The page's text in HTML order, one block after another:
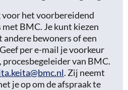
voor het voorbereidend
BMC. Je kunt kiezen
andere bewoners of een
per e-mail je voorkeur
van BMC.
. Zij neemt
je op om de afspraak te